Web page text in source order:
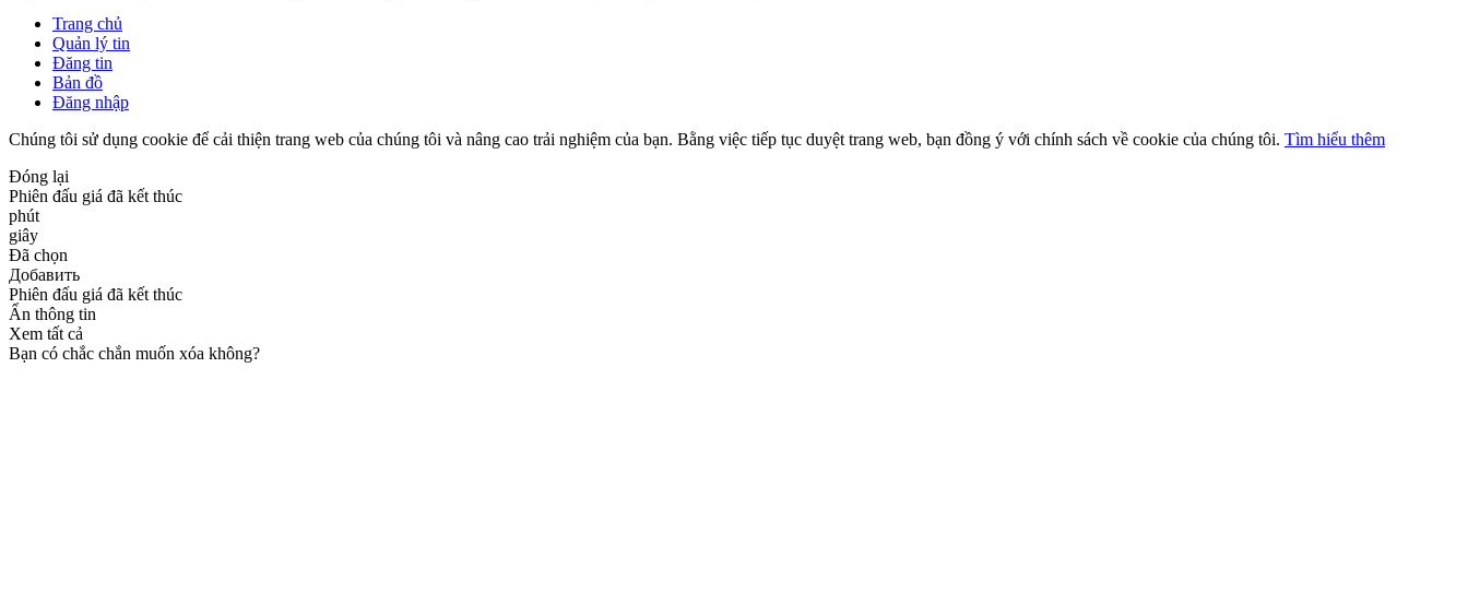
Trang chủ
Quản lý tin
Đăng tin
Bản đồ
Đăng nhập
Chúng tôi sử dụng cookie để cải thiện trang web của chúng tôi và nâng cao trải nghiệm của bạn. Bằng việc tiếp tục duyệt trang web, bạn đồng ý với chính sách về cookie của chúng tôi. Tìm hiểu thêm
Đóng lại
Phiên đấu giá đã kết thúc
phút
giây
Đã chọn
Добавить
Phiên đấu giá đã kết thúc
Ẩn thông tin
Xem tất cả
Bạn có chắc chắn muốn xóa không?